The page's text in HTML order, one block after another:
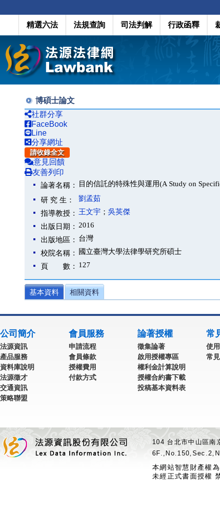
精選六法 法規查詢 司法判解 行政函釋
博碩士論文
社群分享
FaceBook
Line
分享網址
請收錄全文
意見回饋
友善列印
論著名稱： 目的信託的特殊性與運用(A Study on
研 究 生：
劉孟茹
指導教授： 王文宇 ； 吳英傑
出版日期： 2016
出版地區： 台灣
校院名稱：
國立臺灣大學法律學研究所碩士
頁 數： 127
基本資料 相關資料
公司簡介
法源資訊
產品服務
資料庫說明
法源徵才
交通資訊
策略聯盟
會員服務
申請流程
會員條款
授權費用
付款方式
論著授權
徵集論著
啟用授權專區
權利金計算說明
授權合約書下載
投稿基本資料表
常
使
常
104 台北市中山區
本網站智慧財產權
未經正式書面授權